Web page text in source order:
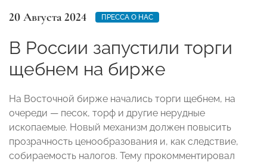
20 Августа 2024 ПРЕССА О НАС
В России запустили торги
щебнем на бирже
На Восточной бирже начались торги щебнем, на
очереди — песок, торф и другие нерудные
ископаемые. Новый механизм должен повысить
прозрачность ценообразования и, как следствие,
собираемость налогов. Тему прокомментировал